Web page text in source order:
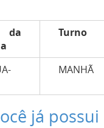
Turno
MANHÃ
já